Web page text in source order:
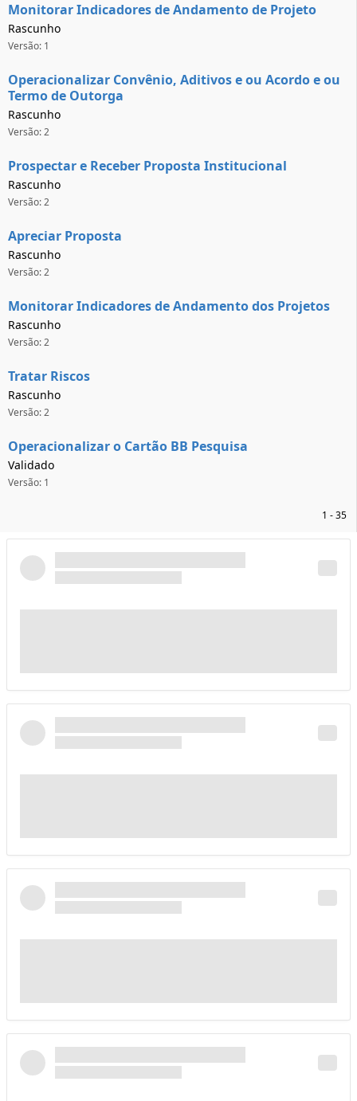
Monitorar Indicadores de Andamento de Projeto
Rascunho
Versão: 1
Operacionalizar Convênio, Aditivos e ou Acordo e ou
Termo de Outorga
Rascunho
Versão: 2
Prospectar e Receber Proposta Institucional
Rascunho
Versão: 2
Apreciar Proposta
Rascunho
Versão: 2
Monitorar Indicadores de Andamento dos Projetos
Rascunho
Versão: 2
Tratar Riscos
Rascunho
Versão: 2
Operacionalizar o Cartão BB Pesquisa
Validado
Versão: 1
1 - 35